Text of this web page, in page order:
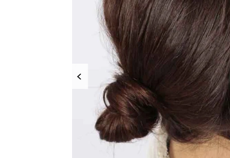
ブライズメイド
ルルティオリジナル
専門家監修 骨格×カラーセット
推しに会う日はこれ♡
高級レストランにぴったり！洗練された
セット商品
8点セット(ドレス＋小物7点)